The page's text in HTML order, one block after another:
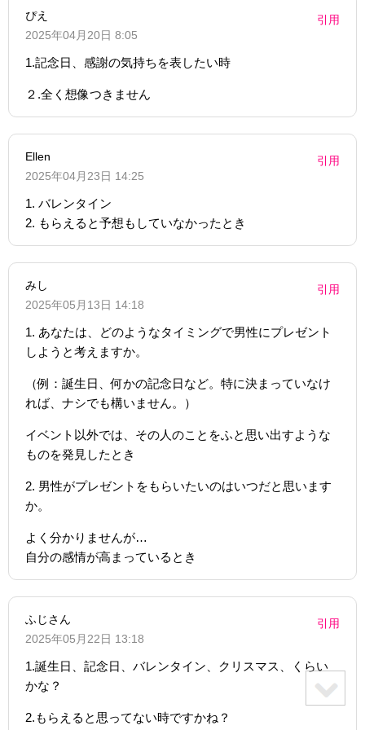
ぴえ
2025年04月20日 8:05
引用
1.記念日、感謝の気持ちを表したい時
２.全く想像つきません
Ellen
2025年04月23日 14:25
引用
1. バレンタイン
2. もらえると予想もしていなかったとき
みし
2025年05月13日 14:18
引用
1. あなたは、どのようなタイミングで男性にプレゼント
しようと考えますか。
（例：誕生日、何かの記念日など。特に決まっていなけ
れば、ナシでも構いません。）
イベント以外では、その人のことをふと思い出すような
ものを発見したとき
2. 男性がプレゼントをもらいたいのはいつだと思います
か。
よく分かりませんが…
自分の感情が高まっているとき
ふじさん
2025年05月22日 13:18
引用
1.誕生日、記念日、バレンタイン、クリスマス、くらい
かな？
2.もらえると思ってない時ですかね？